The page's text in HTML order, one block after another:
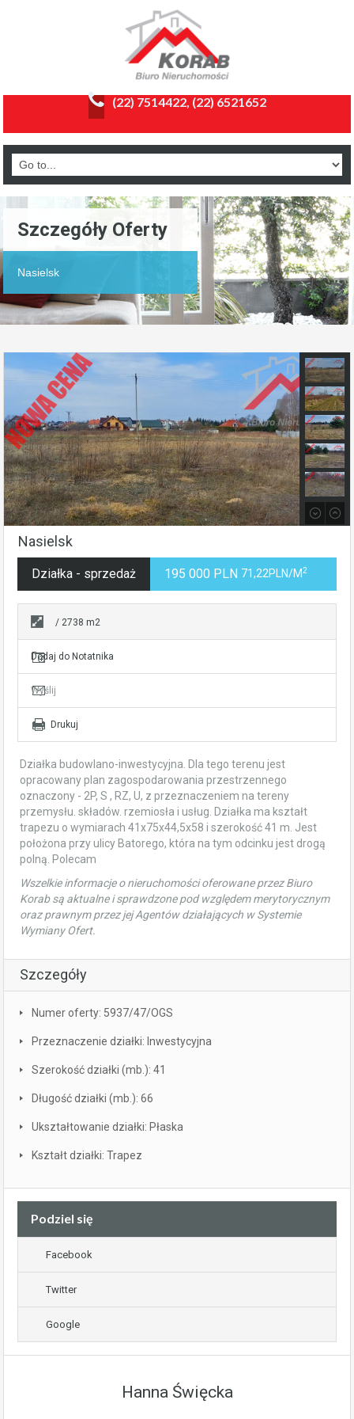
(22) 7514422, (22) 6521652
Szczegóły Oferty
Nasielsk
Nasielsk
Działka - sprzedaż 195 000 PLN 71,22PLN/m2
/ 2738 m2
Dodaj do Notatnika
Wyślij
Drukuj
Działka budowlano-inwestycyjna. Dla tego terenu jest
opracowany plan zagospodarowania przestrzennego
oznaczony - 2P, S , RZ, U, z przeznaczeniem na tereny
przemysłu. składów. rzemiosła i usług. Działka ma kształt
trapezu o wymiarach 41x75x44,5x58 i szerokość 41 m. Jest
położona przy ulicy Batorego, która na tym odcinku jest drogą
polną. Polecam
Wszelkie informacje o nieruchomości oferowane przez Biuro
Korab są aktualne i sprawdzone pod względem merytorycznym
oraz prawnym przez jej Agentów działających w Systemie
Wymiany Ofert.
Szczegóły
Numer oferty: 5937/47/OGS
Przeznaczenie działki: Inwestycyjna
Szerokość działki (mb.): 41
Długość działki (mb.): 66
Ukształtowanie działki: Płaska
Kształt działki: Trapez
Podziel się
Facebook
Twitter
Google
Hanna Święcka